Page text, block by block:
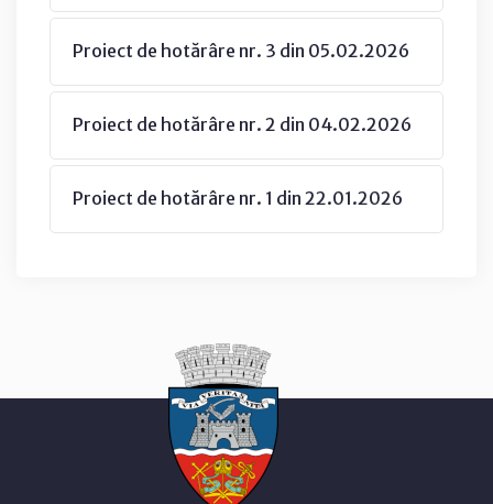
Proiect de hotărâre nr. 3 din 05.02.2026
Proiect de hotărâre nr. 2 din 04.02.2026
Proiect de hotărâre nr. 1 din 22.01.2026